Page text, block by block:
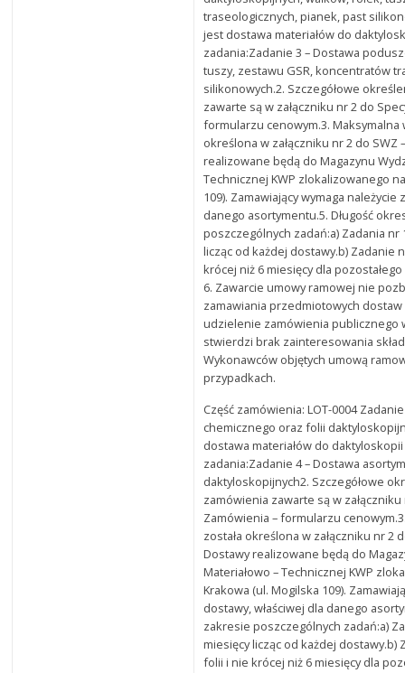
traseologicznych, pianek, past
jest dostawa materiałów do
zadania:Zadanie 3 – Dostawa
tuszy, zestawu GSR, koncentratów
silikonowych.2. Szczegółowe
zawarte są w załączniku nr 2 do
formularzu cenowym.3. Maksymalna
określona w załączniku nr 2 do
realizowane będą do Magazynu
Technicznej KWP zlokalizowanego
109). Zamawiający wymaga
danego asortymentu.5. Długość
poszczególnych zadań:a) Zadania
licząc od każdej dostawy.b) Zadanie
krócej niż 6 miesięcy dla
6. Zawarcie umowy ramowej nie
zamawiania przedmiotowych
udzielenie zamówienia publicznego
stwierdzi brak zainteresowania
Wykonawców objętych umową
przypadkach.
Część zamówienia: LOT-0004
chemicznego oraz folii
dostawa materiałów do
zadania:Zadanie 4 – Dostawa
daktyloskopijnych2. Szczegółowe
zamówienia zawarte są w
Zamówienia – formularzu
została określona w załączniku nr 2
Dostawy realizowane będą do
Materiałowo – Technicznej KWP
Krakowa (ul. Mogilska 109).
dostawy, właściwej dla danego
zakresie poszczególnych zadań:a)
miesięcy licząc od każdej
folii i nie krócej niż 6 miesięcy dla